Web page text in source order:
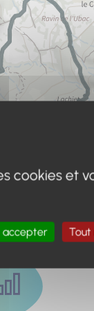
cookies et
accepter Tout